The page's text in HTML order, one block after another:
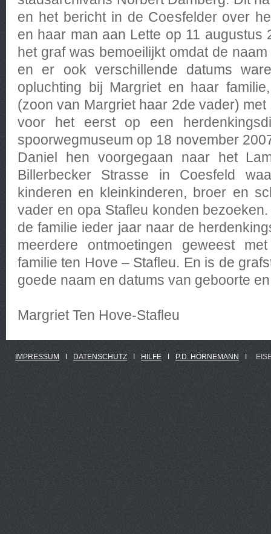
en het bericht in de Coesfelder over
en haar man aan Lette op 11 augustus
het graf was bemoeilijkt omdat de
en er ook verschillende datums
opluchting bij Margriet en haar
(zoon van Margriet haar 2de vader)
voor het eerst op een
spoorwegmuseum op 18 november
Daniel hen voorgegaan naar het
Billerbecker Strasse in Coesfeld
kinderen en kleinkinderen, broer en
vader en opa Stafleu konden
de familie ieder jaar naar de
meerdere ontmoetingen geweest
familie ten Hove – Stafleu. En is de
goede naam en datums van geboorte
Margriet Ten Hove-Stafleu
IMPRESSUM DATENSCHUTZ HILFE P.D. HÖRNEMANN